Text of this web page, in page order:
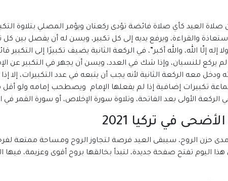
صلاة العيد كأي صلاة فائضة تؤدى ركعتان ويؤمر المصلي بتلاوة
والقراءة، ويرفع يديه إلى كل تكبير، ويسن له أن يفصل
ولا إله إلّا الله، والله أكبر”، في الركعة الثانية يضيف تكبيرًا إلى
لم يركع للنسيان، وإذا شك في العدد، ويسن أن يجهر في التكبير عن
ودخل معه الركعة الثانية لأنه يجب أن يتبعه في عدد التكبيرات،
تكبيرات إضافية إذا لم يفعلها الإمام ويصطحب إمامه ولو
الأولى بعد الفاتحة، وتلاوة سورة الإخلاص، أو سورة القمر في
في تركيا 2021
حزن الروح، سيبقى العيد فرصة لتجاوز الروح ومساحة ممتعة لفرحة
اليوم تفتح صفحة جديدة، لتبدأ بخالقها بروح أقوى وعزيمة، فيها